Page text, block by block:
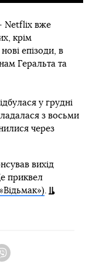
Netflix вже
крім
епізоди, в
Геральта та
у грудні
з восьми
через
вихід
приквел
.